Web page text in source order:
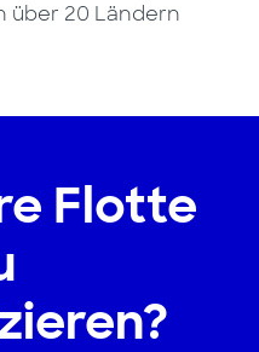
über 20 Ländern
Flotte